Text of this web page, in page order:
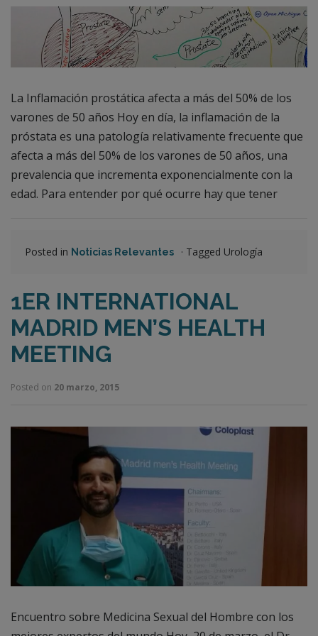
La Inflamación prostática afecta a más del 50% de los
varones de 50 años Hoy en día, la inflamación de la
próstata es una patología relativamente frecuente que
afecta a más del 50% de los varones de 50 años, una
prevalencia que incrementa exponencialmente con la
edad. Para entender por qué ocurre hay que tener
Posted in Noticias Relevantes · Tagged Urología
1ER INTERNATIONAL
MADRID MEN’S HEALTH
MEETING
Posted on 20 marzo, 2015
Encuentro sobre Medicina Sexual del Hombre con los